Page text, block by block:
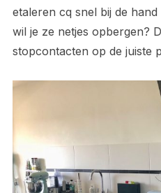
etaleren cq snel bij de
wil je ze netjes opbergen?
stopcontacten op de juiste